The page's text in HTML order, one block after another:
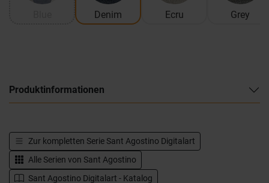
Denim Ecru Grey
Produktinformationen
Zur kompletten Serie Sant Agostino Digitalart
Alle Serien von Sant Agostino
Sant Agostino Digitalart - Katalog